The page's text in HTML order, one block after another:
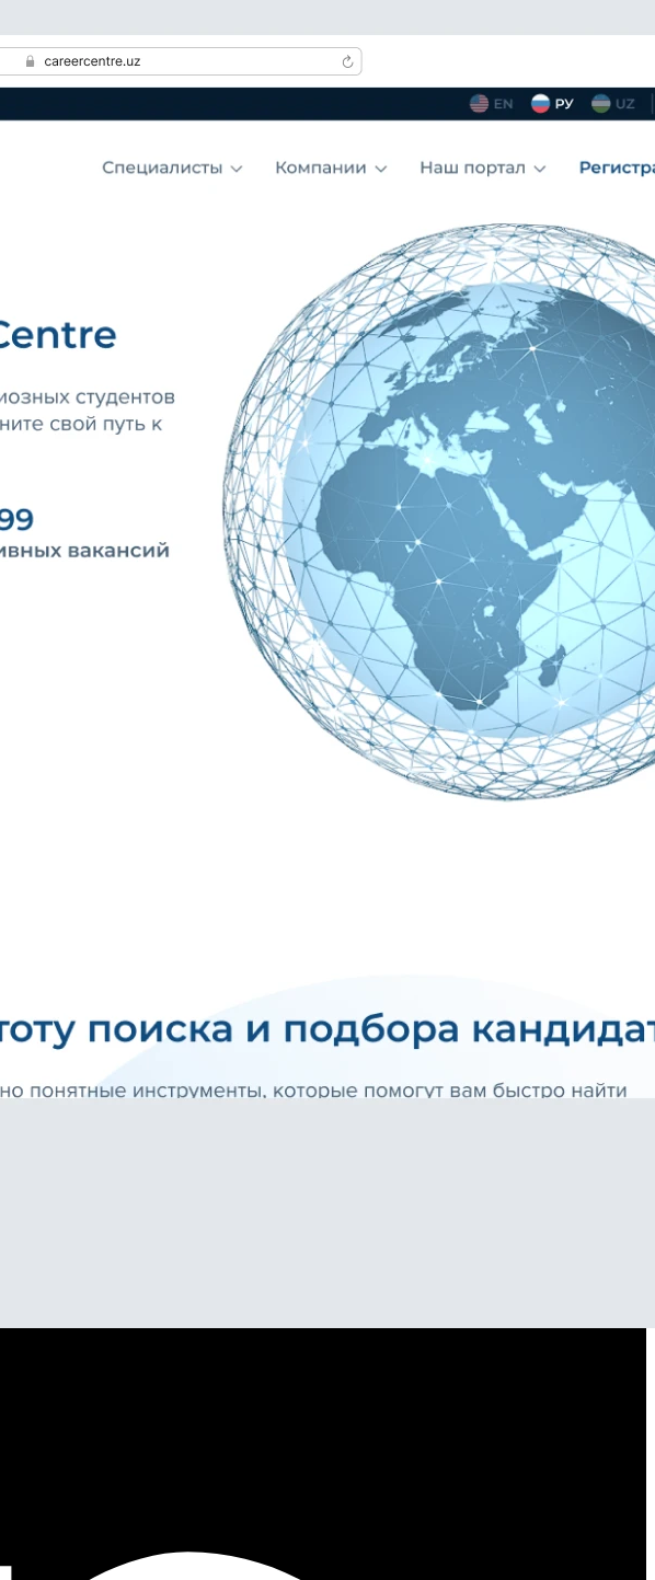
среди молодежи.
— быстрый и удобный подбор кандидатов.
получают отчеты по успешности своих выпускников.